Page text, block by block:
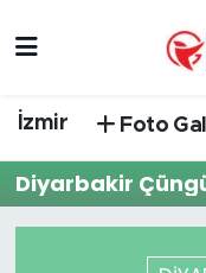
İzmir Foto
Diyarbakir
DÜNYA
Trafik